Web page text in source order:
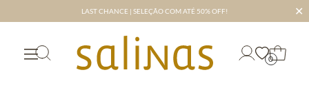
LAST CHANCE | SELEÇÃO COM ATÉ 50% OFF! ✕
0